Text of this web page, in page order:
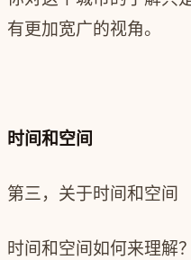
有更加宽广的视角。
时间和空间
第三，关于时间和空间
时间和空间如何来理解